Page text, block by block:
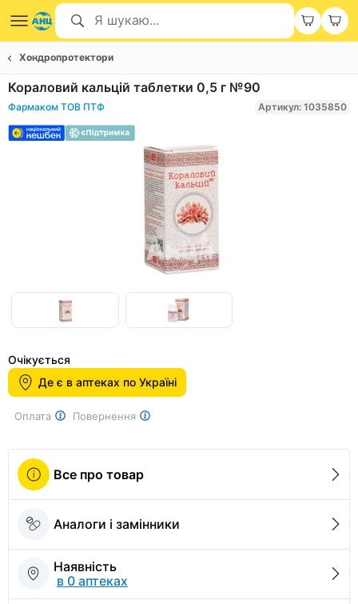
Хондропротектори
Кораловий кальцій таблетки 0,5 г №90
Фармаком ТОВ ПТФ Артикул: 1035850
Item
of
1
of
2
Очікується
Де є в аптеках по Україні
Оплата Повернення
Все про товар
Аналоги і замінники
Наявність
в 0 аптеках